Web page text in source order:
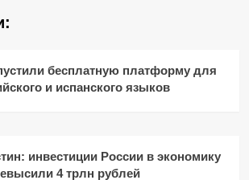
бесплатную платформу для
и испанского языков
инвестиции России в экономику
4 трлн рублей